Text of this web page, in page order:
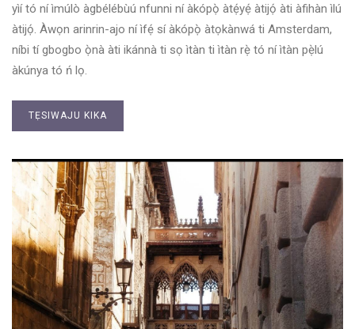
yìí tó ní ìmúlò àgbélébùú nfunni ní àkópọ̀ àtẹ́yẹ́ àtijọ́ àti àfihàn ìlú
àtijọ́. Àwọn arinrin-ajo ní ìfẹ́ sí àkópọ̀ àtọkànwá ti Amsterdam,
níbi tí gbogbo ọ̀nà àti ikánnà ti sọ ìtàn ti ìtàn rẹ̀ tó ní ìtàn pẹ̀lú
àkúnya tó ń lọ.
TẸSIWAJU KIKA